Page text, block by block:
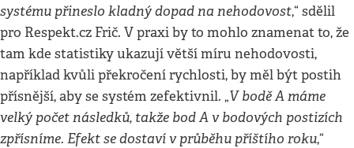
systému přineslo kladný dopad na nehodovost,“ sdělil
pro Respekt.cz Frič. V praxi by to mohlo znamenat to, že
tam kde statistiky ukazují větší míru nehodovosti,
například kvůli překročení rychlosti, by měl být postih
přísnější, aby se systém zefektivnil. „V bodě A máme
velký počet následků, takže bod A v bodových postizích
zpřísníme. Efekt se dostaví v průběhu příštího roku,“